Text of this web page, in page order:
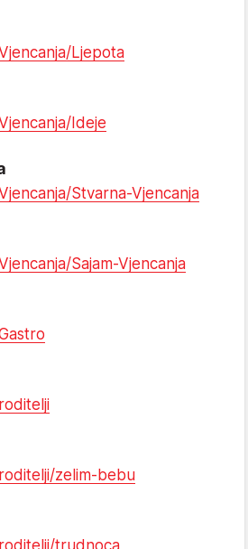
Ljepota
Ideje
Stvarna-Vjencanja
Sajam-Vjencanja
zelim-bebu
trudnoca